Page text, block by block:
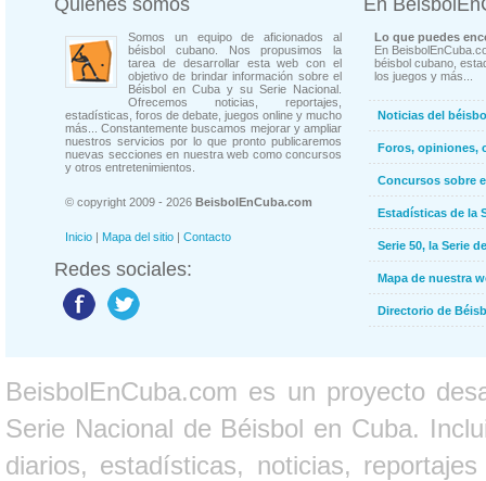
Quienes somos
Somos un equipo de aficionados al
béisbol cubano. Nos propusimos la
tarea de desarrollar esta web con el
objetivo de brindar información sobre el
Béisbol en Cuba y su Serie Nacional.
Ofrecemos noticias, reportajes,
estadísticas, foros de debate, juegos online y mucho
más... Constantemente buscamos mejorar y ampliar
nuestros servicios por lo que pronto publicaremos
nuevas secciones en nuestra web como concursos
y otros entretenimientos.
© copyright 2009 - 2026 BeisbolEnCuba.com
Inicio | Mapa del sitio | Contacto
Redes sociales:
En
Lo que puedes
En
béisbol cubano,
los juegos y más...
Noticias del
Foros, opiniones,
Concursos sobre
Estadísticas de la
Serie 50, la Serie
Mapa de nuestra
Directorio de
BeisbolEnCuba.com es un proyecto
Serie Nacional de Béisbol en Cuba.
diarios, estadísticas, noticias,